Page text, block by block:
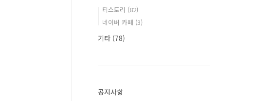
티스토리 (82)
네이버 카페 (3)
기타 (78)
공지사항